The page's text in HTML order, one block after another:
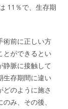
11％で、生存期
術前に正しい方
とができるとい
静脈に接触して
生存期間に違い
のように施さ
み、その後、